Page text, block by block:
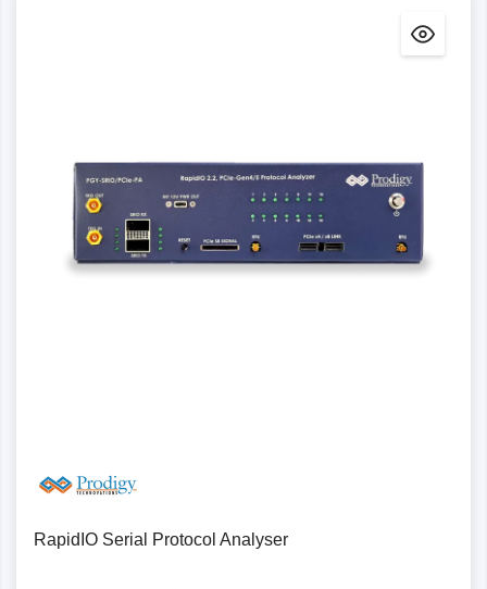
RapidIO Serial Protocol Analyser